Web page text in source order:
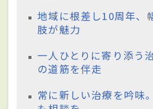
地域に根差し10周年、
肢が魅力
一人ひとりに寄り添う
の道筋を伴走
常に新しい治療を吟味